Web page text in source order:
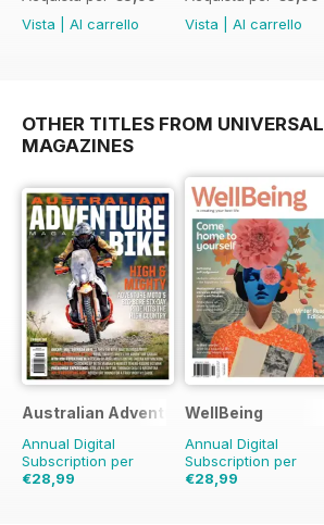
Vista
Al carrello
Vista
Al carrello
OTHER TITLES FROM UNIVERSAL
MAGAZINES
Australian Adventure Bike
Annual Digital
Subscription per
€28,99
WellBeing
Annual Digital
Subscription per
€28,99